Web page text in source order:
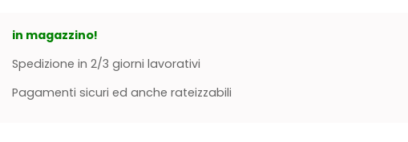
in magazzino!
Spedizione in 2/3 giorni lavorativi
Pagamenti sicuri ed anche rateizzabili